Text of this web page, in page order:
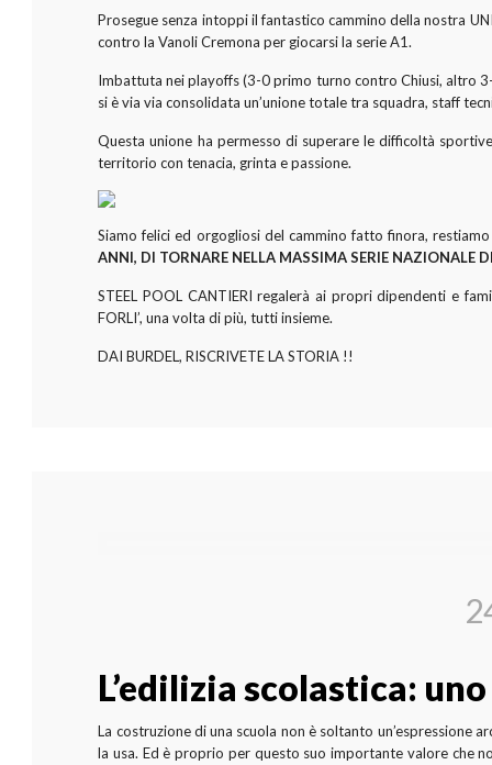
Prosegue senza intoppi il fantastico cammino della nostra
contro la Vanoli Cremona per giocarsi la serie A1.
Imbattuta nei playoffs (3-0 primo turno contro Chiusi, altro
si è via via consolidata un’unione totale tra squadra, staff
Questa unione ha permesso di superare le difficoltà
territorio con tenacia, grinta e passione.
Siamo felici ed orgogliosi del cammino fatto finora,
ANNI, DI TORNARE NELLA MASSIMA SERIE NAZIONALE
STEEL POOL CANTIERI regalerà ai propri dipendenti e
FORLI’, una volta di più, tutti insieme.
DAI BURDEL, RISCRIVETE LA STORIA !!
L’edilizia scolastica:
La costruzione di una scuola non è soltanto un’espressione
la usa. Ed è proprio per questo suo importante valore che